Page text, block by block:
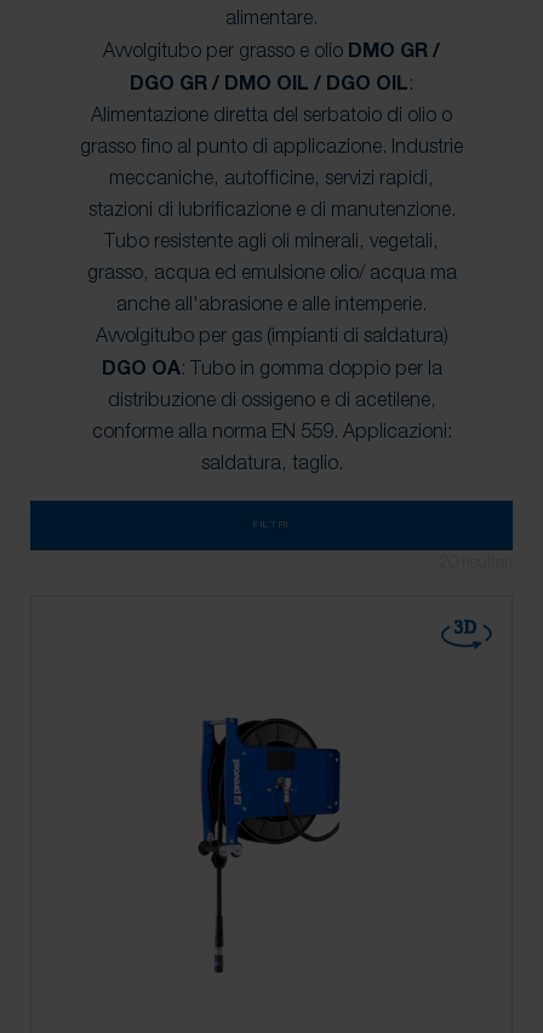
alimentare.
Avvolgitubo per grasso e olio DMO GR /
DGO GR / DMO OIL / DGO OIL :
Alimentazione diretta del serbatoio di olio o
grasso fino al punto di applicazione. Industrie
meccaniche, autofficine, servizi rapidi,
stazioni di lubrificazione e di manutenzione.
Tubo resistente agli oli minerali, vegetali,
grasso, acqua ed emulsione olio/ acqua ma
anche all'abrasione e alle intemperie.
Avvolgitubo per gas (impianti di saldatura)
DGO OA: Tubo in gomma doppio per la
distribuzione di ossigeno e di acetilene,
conforme alla norma EN 559. Applicazioni:
saldatura, taglio.
FILTRI
3D